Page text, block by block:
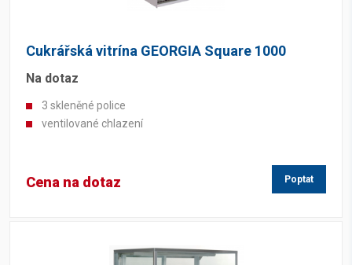
Cukrářská vitrína GEORGIA Square 1000
Na dotaz
3 skleněné police
ventilované chlazení
Cena na dotaz Poptat